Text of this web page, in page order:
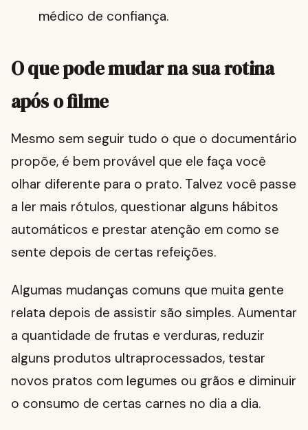
médico de confiança.
O que pode mudar na sua rotina
após o filme
Mesmo sem seguir tudo o que o documentário
propõe, é bem provável que ele faça você
olhar diferente para o prato. Talvez você passe
a ler mais rótulos, questionar alguns hábitos
automáticos e prestar atenção em como se
sente depois de certas refeições.
Algumas mudanças comuns que muita gente
relata depois de assistir são simples. Aumentar
a quantidade de frutas e verduras, reduzir
alguns produtos ultraprocessados, testar
novos pratos com legumes ou grãos e diminuir
o consumo de certas carnes no dia a dia.